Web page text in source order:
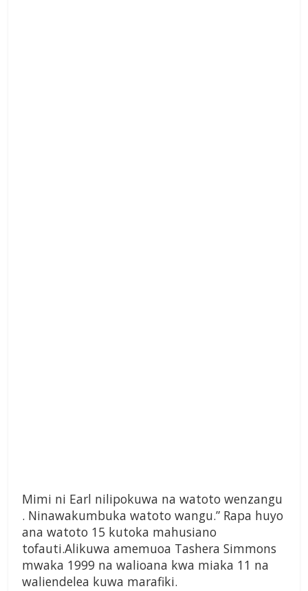
Mimi ni Earl nilipokuwa na watoto wenzangu
. Ninawakumbuka watoto wangu.” Rapa huyo
ana watoto 15 kutoka mahusiano
tofauti.Alikuwa amemuoa Tashera Simmons
mwaka 1999 na walioana kwa miaka 11 na
waliendelea kuwa marafiki.